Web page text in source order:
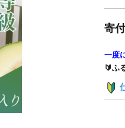
寄
一度
🔰ふ